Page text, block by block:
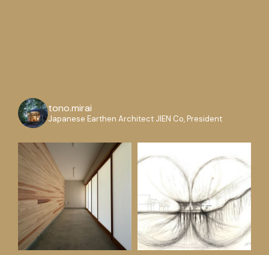
tono.mirai
Japanese Earthen Architect JIEN Co, President